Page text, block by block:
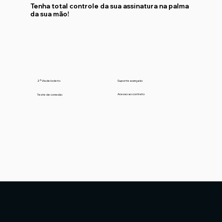
Tenha total controle da sua assinatura na palma
da sua mão!
2ª Via de boleto
Teste de conexão
Suporte avançado
Acesso ao contrato